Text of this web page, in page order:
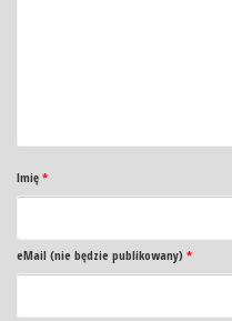
Imię *
eMail (nie będzie publikowany) *